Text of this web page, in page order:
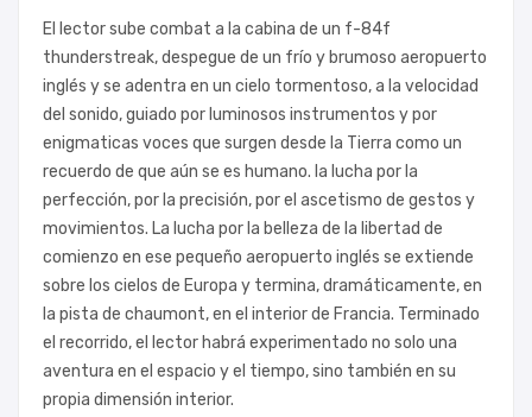
El lector sube combat a la cabina de un f-84f
thunderstreak, despegue de un frío y brumoso aeropuerto
inglés y se adentra en un cielo tormentoso, a la velocidad
del sonido, guiado por luminosos instrumentos y por
enigmaticas voces que surgen desde la Tierra como un
recuerdo de que aún se es humano. la lucha por la
perfección, por la precisión, por el ascetismo de gestos y
movimientos. La lucha por la belleza de la libertad de
comienzo en ese pequeño aeropuerto inglés se extiende
sobre los cielos de Europa y termina, dramáticamente, en
la pista de chaumont, en el interior de Francia. Terminado
el recorrido, el lector habrá experimentado no solo una
aventura en el espacio y el tiempo, sino también en su
propia dimensión interior.